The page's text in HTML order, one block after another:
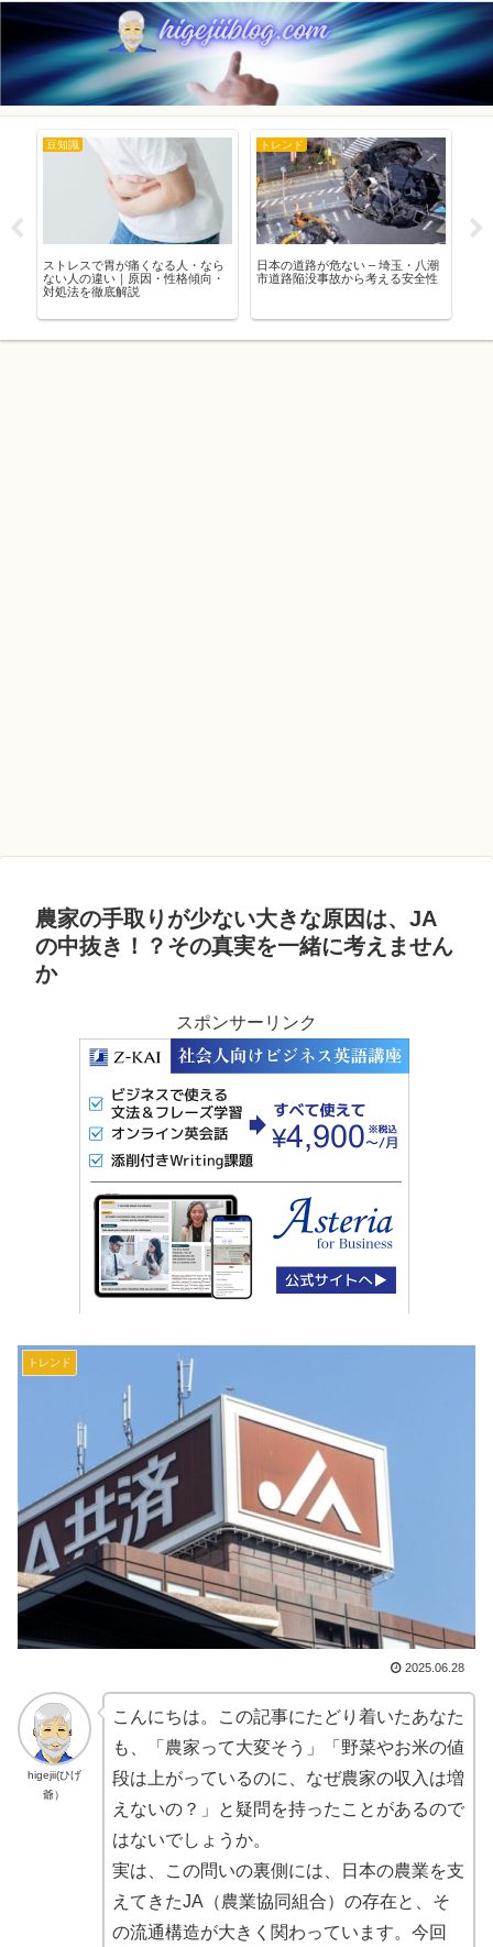
豆知識
ストレスで胃が痛くなる人・なら
ない人の違い｜原因・性格傾向・
対処法を徹底解説
トレンド
日本の道路が危ない – 埼玉・八潮
市道路陥没事故から考える安全性
農家の手取りが少ない大きな原因は、JA
の中抜き！？その真実を一緒に考えません
か
スポンサーリンク
トレンド
2025.06.28
higejii(ひげ
爺）
こんにちは。この記事にたどり着いたあなた
も、「農家って大変そう」「野菜やお米の値
段は上がっているのに、なぜ農家の収入は増
えないの？」と疑問を持ったことがあるので
はないでしょうか。
実は、この問いの裏側には、日本の農業を支
えてきたJA（農業協同組合）の存在と、そ
の流通構造が大きく関わっています。今回